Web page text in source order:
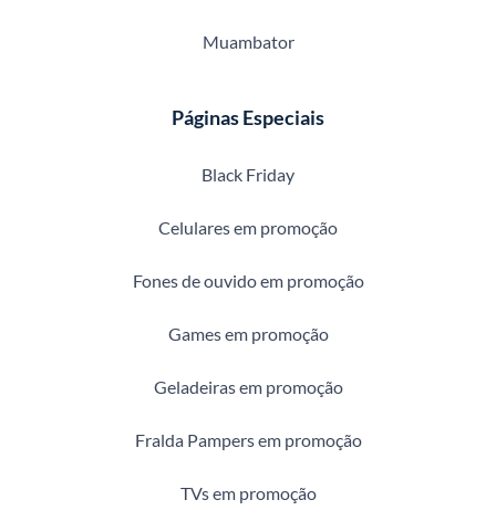
Muambator
Páginas Especiais
Black Friday
Celulares em promoção
Fones de ouvido em promoção
Games em promoção
Geladeiras em promoção
Fralda Pampers em promoção
TVs em promoção